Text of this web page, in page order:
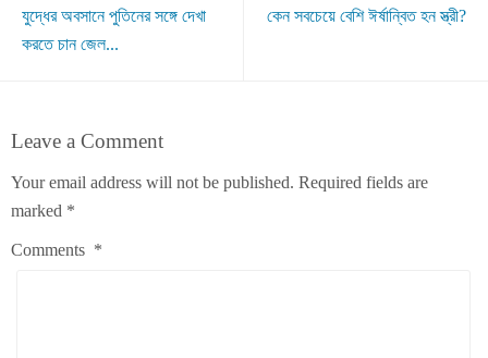
যুদ্ধের অবসানে পুতিনের সঙ্গে দেখা
করতে চান জেল...
কেন সবচেয়ে বেশি ঈর্ষান্বিত হন স্ত্রী?
Leave a Comment
Your email address will not be published. Required fields are
marked *
Comments *